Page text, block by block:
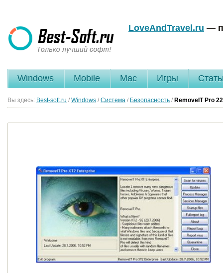
LoveAndTravel.ru —
Windows Mobile Mac Игры
Вы здесь: Best-soft.ru / Windows / Система / Безопасность / RemoveIT Pro